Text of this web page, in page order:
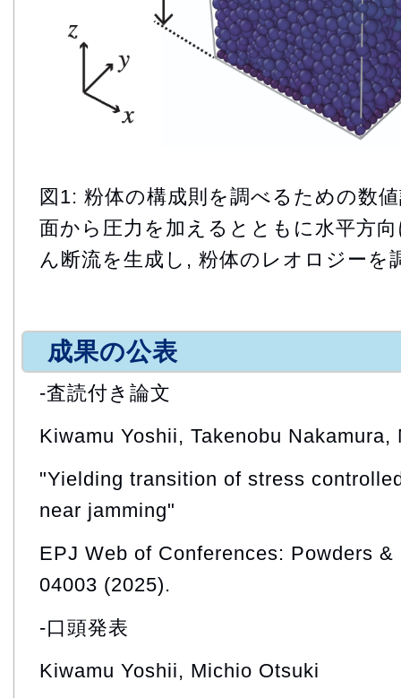
図1: 粉体の構成則を調べるための数
面から圧力を加えるとともに水平方
ん断流を生成し, 粉体のレオロジーを
成果の公表
-査読付き論文
Kiwamu Yoshii, Takenobu Nakamura,
"Yielding transition of stress
near jamming"
EPJ Web of Conferences: Powders
04003 (2025).
-口頭発表
Kiwamu Yoshii, Michio Otsuki